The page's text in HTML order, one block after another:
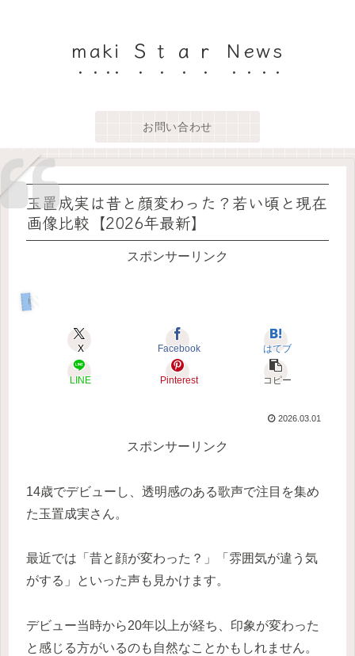
maki Ｓｔａｒ News
お問い合わせ
玉置成実は昔と顔変わった？若い頃と現在
画像比較【2026年最新】
スポンサーリンク
トレンド
X Facebook はてブ
LINE Pinterest コピー
2026.03.01
スポンサーリンク
14歳でデビューし、透明感のある歌声で注目を集め
た玉置成実さん。
最近では「昔と顔が変わった？」「雰囲気が違う気
がする」といった声も見かけます。
デビュー当時から20年以上が経ち、印象が変わった
と感じる方がいるのも自然なことかもしれません。